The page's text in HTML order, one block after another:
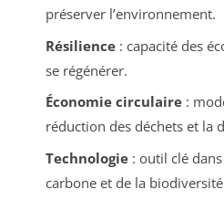
préserver l’environnement.
Résilience: capacité des
se régénérer.
Économie circulaire:
réduction des déchets et la
Technologie: outil clé
carbone et de la